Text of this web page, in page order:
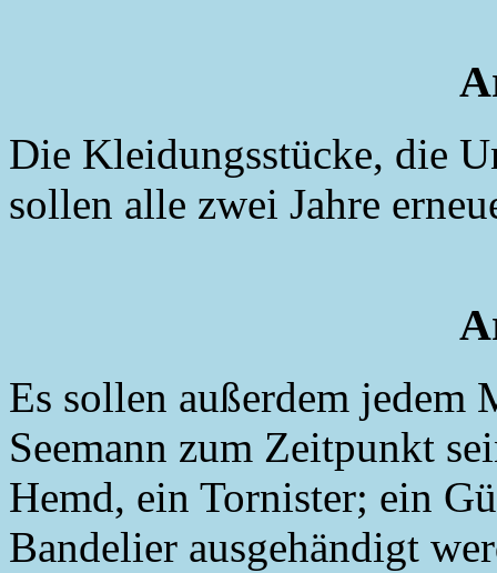
Die Kleidungsstücke, die
sollen alle zwei Jahre
Es sollen außerdem
Seemann zum Zeitpunkt
Hemd, ein Tornister; ein
Bandelier ausgehändigt